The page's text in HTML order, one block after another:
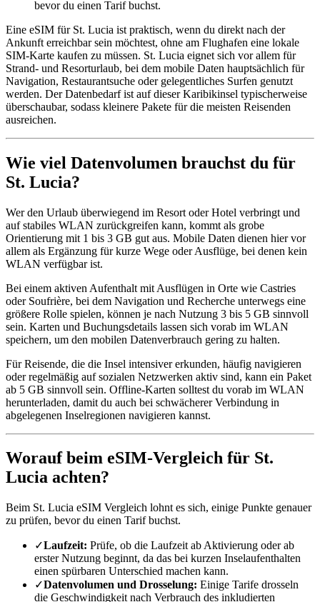
bevor du einen Tarif buchst.
Eine eSIM für St. Lucia ist praktisch, wenn du direkt nach der
Ankunft erreichbar sein möchtest, ohne am Flughafen eine lokale
SIM-Karte kaufen zu müssen. St. Lucia eignet sich vor allem für
Strand- und Resorturlaub, bei dem mobile Daten hauptsächlich für
Navigation, Restaurantsuche oder gelegentliches Surfen genutzt
werden. Der Datenbedarf ist auf dieser Karibikinsel typischerweise
überschaubar, sodass kleinere Pakete für die meisten Reisenden
ausreichen.
Wie viel Datenvolumen brauchst du für
St. Lucia?
Wer den Urlaub überwiegend im Resort oder Hotel verbringt und
auf stabiles WLAN zurückgreifen kann, kommt als grobe
Orientierung mit 1 bis 3 GB gut aus. Mobile Daten dienen hier vor
allem als Ergänzung für kurze Wege oder Ausflüge, bei denen kein
WLAN verfügbar ist.
Bei einem aktiven Aufenthalt mit Ausflügen in Orte wie Castries
oder Soufrière, bei dem Navigation und Recherche unterwegs eine
größere Rolle spielen, können je nach Nutzung 3 bis 5 GB sinnvoll
sein. Karten und Buchungsdetails lassen sich vorab im WLAN
speichern, um den mobilen Datenverbrauch gering zu halten.
Für Reisende, die die Insel intensiver erkunden, häufig navigieren
oder regelmäßig auf sozialen Netzwerken aktiv sind, kann ein Paket
ab 5 GB sinnvoll sein. Offline-Karten solltest du vorab im WLAN
herunterladen, damit du auch bei schwächerer Verbindung in
abgelegenen Inselregionen navigieren kannst.
Worauf beim eSIM-Vergleich für St.
Lucia achten?
Beim St. Lucia eSIM Vergleich lohnt es sich, einige Punkte genauer
zu prüfen, bevor du einen Tarif buchst.
✓Laufzeit: Prüfe, ob die Laufzeit ab Aktivierung oder ab
erster Nutzung beginnt, da das bei kurzen Inselaufenthalten
einen spürbaren Unterschied machen kann.
✓Datenvolumen und Drosselung: Einige Tarife drosseln
die Geschwindigkeit nach Verbrauch des inkludierten